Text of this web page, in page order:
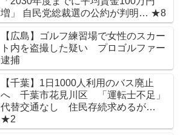
増」 自民党総裁選の公約が判明… ★8
【広島】ゴルフ練習場で女性のスカー
ト内を盗撮した疑い プロゴルファー
逮捕
【千葉】1日1000人利用のバス廃止
へ 千葉市花見川区 「運転士不足」
代替交通なし 住民存続求めるが…
★2